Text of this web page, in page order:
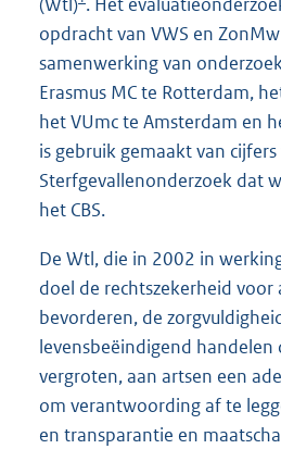
opdracht van VWS en
samenwerking van
Erasmus MC te Rotterdam,
het VUmc te Amsterdam en
is gebruik gemaakt van
Sterfgevallenonderzoek dat
het CBS.
De Wtl, die in 2002 in
doel de rechtszekerheid
bevorderen, de
levensbeëindigend handelen
vergroten, aan artsen een
om verantwoording af te
en transparantie en